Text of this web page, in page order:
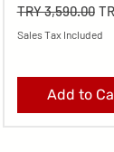
Regular Price
TRY 3,590.00
Sales Tax Included
Add to